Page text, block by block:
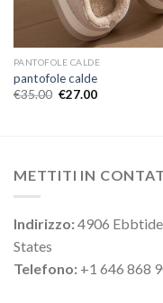
PANTOFOLE CALDE
pantofole calde
€35.00 €27.00
METTITI IN
Indirizzo:4906 Ebbtide
States
Telefono: +1 646 868